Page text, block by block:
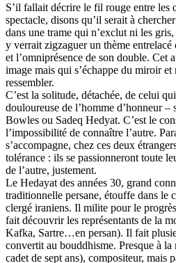
S’il fallait décrire le fil rouge entre les
spectacle, disons qu’il serait à
dans une trame qui n’exclut ni les
y verrait zigzaguer un thème
et l’omniprésence de son double. Cet
image mais qui s’échappe du miroir et
ressembler.
C’est la solitude, détachée, de celui
douloureuse de l’homme d’honneur –
Bowles ou Sadeq Hedyat. C’est le
l’impossibilité de connaître l’autre.
s’accompagne, chez ces deux
tolérance : ils se passionneront toute
de l’autre, justement.
Le Hedayat des années 30, grand
traditionnelle persane, étouffe dans le
clergé iraniens. Il milite pour le
fait découvrir les représentants de la
Kafka, Sartre…en persan). Il fait
convertit au bouddhisme. Presque à
cadet de sept ans), compositeur, mais